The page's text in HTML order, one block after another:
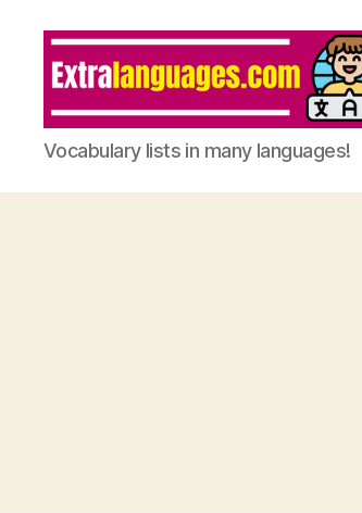
Vocabulary lists in many languages!